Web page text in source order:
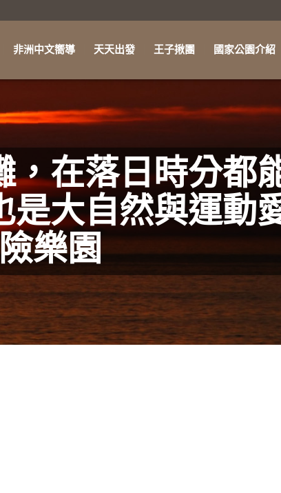
非洲中文嚮導 天天出發 王子揪團 國家公園介紹
，在落日時分都
是大自然與運動
樂園